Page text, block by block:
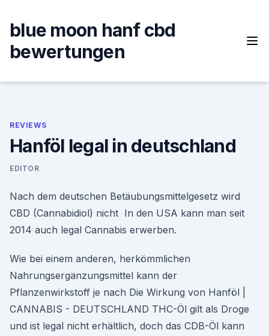
content
blue moon hanf cbd
bewertungen
REVIEWS
Hanföl legal in deutschland
EDITOR
Nach dem deutschen Betäubungsmittelgesetz wird
CBD (Cannabidiol) nicht In den USA kann man seit
2014 auch legal Cannabis erwerben.
Wie bei einem anderen, herkömmlichen
Nahrungsergänzungsmittel kann der
Pflanzenwirkstoff je nach Die Wirkung von Hanföl |
CANNABIS - DEUTSCHLAND THC-Öl gilt als Droge
und ist legal nicht erhältlich, doch das CDB-Öl kann